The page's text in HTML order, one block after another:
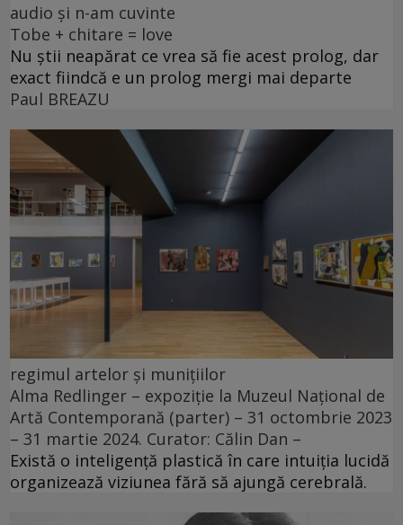
audio și n-am cuvinte
Tobe + chitare = love
Nu știi neapărat ce vrea să fie acest prolog, dar
exact fiindcă e un prolog mergi mai departe
Paul BREAZU
regimul artelor și munițiilor
Alma Redlinger – expoziție la Muzeul Național de
Artă Contemporană (parter) – 31 octombrie 2023
– 31 martie 2024. Curator: Călin Dan –
Există o inteligență plastică în care intuiția lucidă
organizează viziunea fără să ajungă cerebrală.